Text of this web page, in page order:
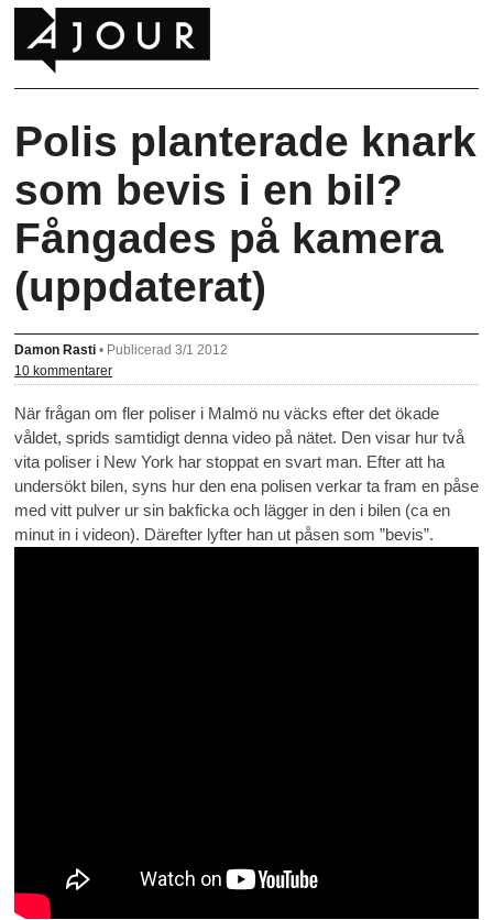
Polis planterade knark
som bevis i en bil?
Fångades på kamera
(uppdaterat)
Damon Rasti • Publicerad 3/1 2012
10 kommentarer
När frågan om fler poliser i Malmö nu väcks efter det ökade
våldet, sprids samtidigt denna video på nätet. Den visar hur två
vita poliser i New York har stoppat en svart man. Efter att ha
undersökt bilen, syns hur den ena polisen verkar ta fram en påse
med vitt pulver ur sin bakficka och lägger in den i bilen (ca en
minut in i videon). Därefter lyfter han ut påsen som ”bevis”.